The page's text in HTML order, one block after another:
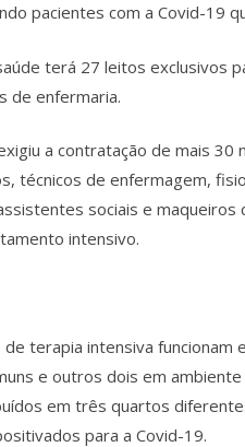
pacientes com a Covid-19
terá 27 leitos exclusivos
de enfermaria.
a contratação de mais
técnicos de enfermagem,
sociais e
intensivo.
terapia intensiva
e outros dois em
em três quartos
para a Covid-19.